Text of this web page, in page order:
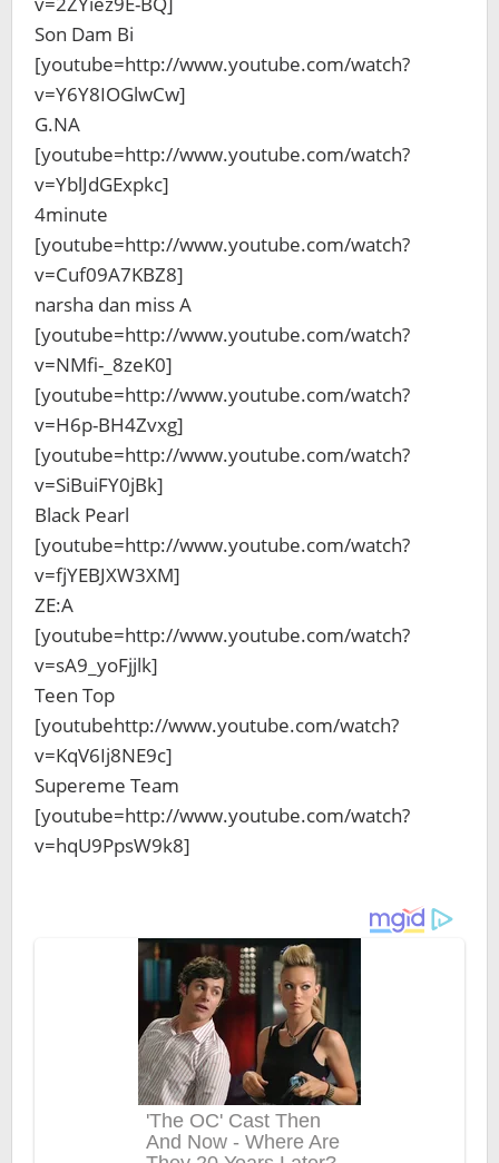
Son Dam Bi
[youtube=http://www.youtube.com/watch?
v=Y6Y8IOGlwCw]
G.NA
[youtube=http://www.youtube.com/watch?
v=YblJdGExpkc]
4minute
[youtube=http://www.youtube.com/watch?
v=Cuf09A7KBZ8]
narsha dan miss A
[youtube=http://www.youtube.com/watch?
v=NMfi-_8zeK0]
[youtube=http://www.youtube.com/watch?
v=H6p-BH4Zvxg]
[youtube=http://www.youtube.com/watch?
v=SiBuiFY0jBk]
Black Pearl
[youtube=http://www.youtube.com/watch?
v=fjYEBJXW3XM]
ZE:A
[youtube=http://www.youtube.com/watch?
v=sA9_yoFjjlk]
Teen Top
[youtubehttp://www.youtube.com/watch?
v=KqV6Ij8NE9c]
Supereme Team
[youtube=http://www.youtube.com/watch?
v=hqU9PpsW9k8]